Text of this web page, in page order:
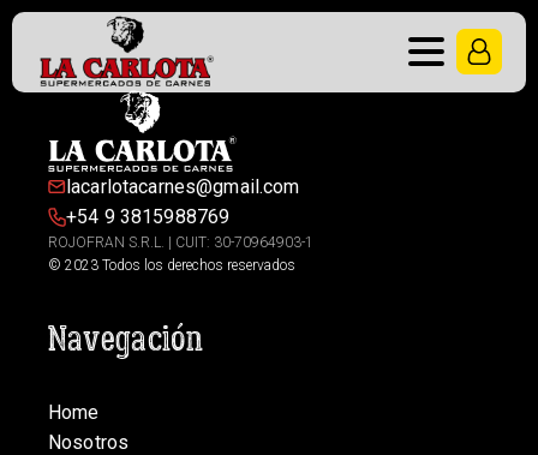
lacarlotacarnes@gmail.com
+54 9 3815988769
ROJOFRAN S.R.L. | CUIT: 30-70964903-1
© 2023 Todos los derechos reservados
Navegación
Home
Nosotros